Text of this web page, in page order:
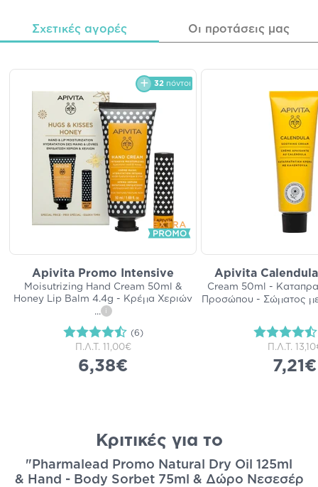
Σχετικές αγορές Οι προτάσεις μας
32 πόντοι
Apivita Promo Intensive
Moisutrizing Hand Cream 50ml &
Honey Lip Balm 4.4g - Κρέμα Χεριών
...
i
(6)
Π.Λ.Τ. 11,00€
6,38€
Apivita
Cream 50ml -
Προσώπου - Σώματος
Π.Λ.Τ.
7,21€
Κριτικές για το
"Pharmalead Promo Natural Dry Oil 125ml
& Hand - Body Sorbet 75ml & Δώρο Νεσεσέρ